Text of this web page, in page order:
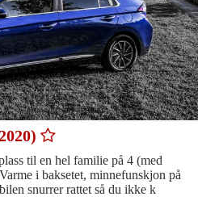
til en hel familie på 4 (med
i baksetet, minnefunskjon på
snurrer rattet så du ikke k